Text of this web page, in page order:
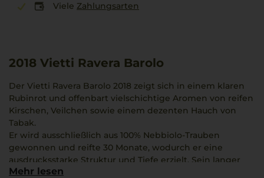
Viele Zahlungsarten
2018 Vietti Ravera Barolo
Der Vietti Ravera Barolo 2018 zeigt sich in einem klaren
Rubinrot und offenbart vielschichtige Aromen von reifen
Kirschen, Veilchen sowie einem dezenten Hauch von
Tabak.
Er wird ausschließlich aus 100% Nebbiolo-Trauben
gewonnen und reifte 30 Monate, wodurch er eine
ausdrucksstarke Struktur und Tiefe erzielt. Sein langer
Abgang unterstreicht die besondere Qualität dieses
Mehr lesen